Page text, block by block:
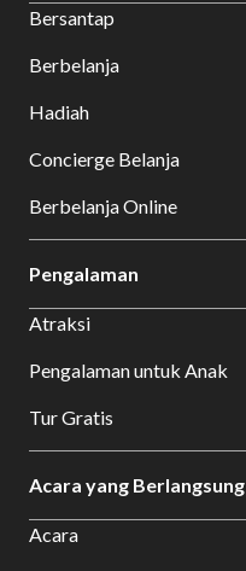
Bersantap
Berbelanja
Hadiah
Concierge Belanja
Berbelanja Online
Pengalaman
Atraksi
Pengalaman untuk Anak
Tur Gratis
Acara yang Berlangsung
Acara